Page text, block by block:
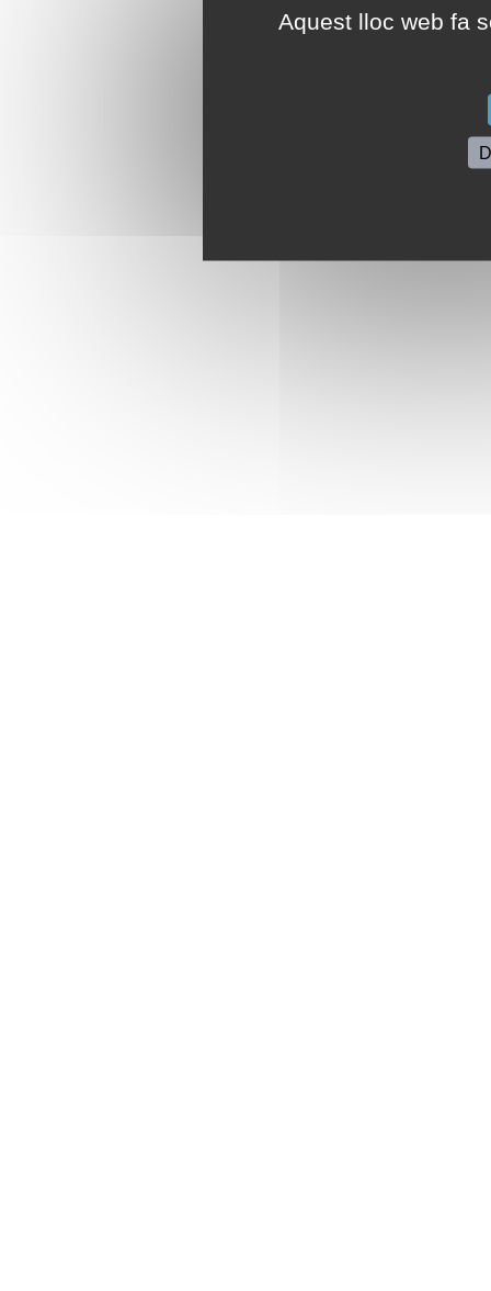
Aquest lloc web fa